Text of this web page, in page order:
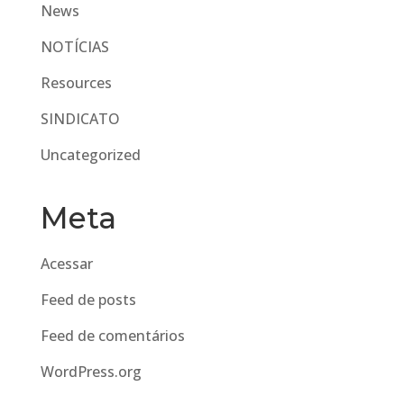
News
NOTÍCIAS
Resources
SINDICATO
Uncategorized
Meta
Acessar
Feed de posts
Feed de comentários
WordPress.org